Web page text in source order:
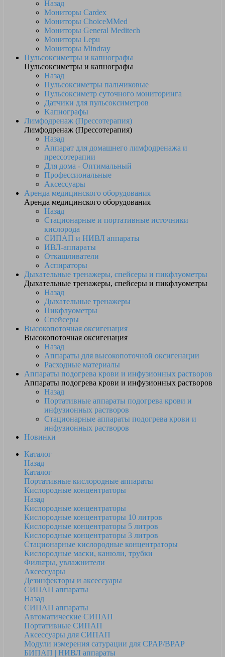
Назад
Мониторы Cardex
Мониторы ChoiceMMed
Мониторы General Meditech
Мониторы Lepu
Мониторы Mindray
Пульсоксиметры и капнографы
Пульсоксиметры и капнографы
Назад
Пульсоксиметры пальчиковые
Пульсоксиметр суточного мониторинга
Датчики для пульсоксиметров
Kапнографы
Лимфодренаж (Прессотерапия)
Лимфодренаж (Прессотерапия)
Назад
Аппарат для домашнего лимфодренажа и
прессотерапии
Для дома - Оптимальный
Профессиональные
Аксессуары
Аренда медицинского оборудования
Аренда медицинского оборудования
Назад
Стационарные и портативные источники
кислорода
СИПАП и НИВЛ аппараты
ИВЛ-аппараты
Откашливатели
Аспираторы
Дыхательные тренажеры, спейсеры и пикфлуометры
Дыхательные тренажеры, спейсеры и пикфлуометры
Назад
Дыхательные тренажеры
Пикфлуометры
Спейсеры
Высокопоточная оксигенация
Высокопоточная оксигенация
Назад
Аппараты для высокопоточной оксигенации
Расходные материалы
Аппараты подогрева крови и инфузионных растворов
Аппараты подогрева крови и инфузионных растворов
Назад
Портативные аппараты подогрева крови и
инфузионных растворов
Стационарные аппараты подогрева крови и
инфузионных растворов
Новинки
Каталог
Назад
Каталог
Портативные кислородные аппараты
Кислородные концентраторы
Назад
Кислородные концентраторы
Кислородные концентраторы 10 литров
Кислородные концентраторы 5 литров
Кислородные концентраторы 3 литров
Стационарные кислородные концентраторы
Кислородные маски, канюли, трубки
Фильтры, увлажнители
Аксессуары
Дезинфекторы и аксессуары
СИПАП аппараты
Назад
СИПАП аппараты
Автоматические СИПАП
Портативные СИПАП
Аксессуары для СИПАП
Модули измерения сатурации для CPAP/BPAP
БИПАП | НИВЛ аппараты